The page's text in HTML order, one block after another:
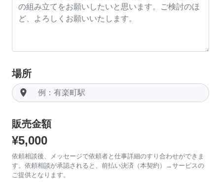
場所
room
販売金額
¥5,000
依頼相談後、メッセージで依頼者と仕事詳細のすり合わせができま
す。依頼相談が承認されると、前払い決済（本契約）→サービスの
ご提供となります。